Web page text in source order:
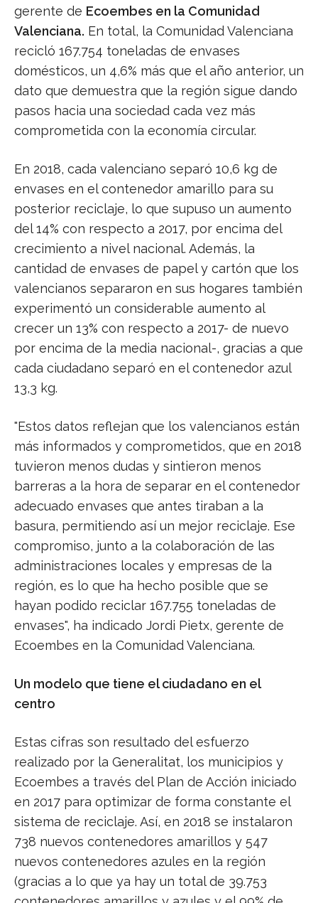
gerente de Ecoembes en la Comunidad
Valenciana. En total, la Comunidad Valenciana
recicló 167.754 toneladas de envases
domésticos, un 4,6% más que el año anterior, un
dato que demuestra que la región sigue dando
pasos hacia una sociedad cada vez más
comprometida con la economía circular.
En 2018, cada valenciano separó 10,6 kg de
envases en el contenedor amarillo para su
posterior reciclaje, lo que supuso un aumento
del 14% con respecto a 2017, por encima del
crecimiento a nivel nacional. Además, la
cantidad de envases de papel y cartón que los
valencianos separaron en sus hogares también
experimentó un considerable aumento al
crecer un 13% con respecto a 2017- de nuevo
por encima de la media nacional-, gracias a que
cada ciudadano separó en el contenedor azul
13,3 kg.
"Estos datos reflejan que los valencianos están
más informados y comprometidos, que en 2018
tuvieron menos dudas y sintieron menos
barreras a la hora de separar en el contenedor
adecuado envases que antes tiraban a la
basura, permitiendo así un mejor reciclaje. Ese
compromiso, junto a la colaboración de las
administraciones locales y empresas de la
región, es lo que ha hecho posible que se
hayan podido reciclar 167.755 toneladas de
envases", ha indicado Jordi Pietx, gerente de
Ecoembes en la Comunidad Valenciana.
Un modelo que tiene el ciudadano en el
centro
Estas cifras son resultado del esfuerzo
realizado por la Generalitat, los municipios y
Ecoembes a través del Plan de Acción iniciado
en 2017 para optimizar de forma constante el
sistema de reciclaje. Así, en 2018 se instalaron
738 nuevos contenedores amarillos y 547
nuevos contenedores azules en la región
(gracias a lo que ya hay un total de 39.753